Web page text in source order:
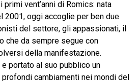
vent’anni di Romics: nata
2001, oggi accoglie per ben due
del settore, gli appassionati, il
che da sempre segue con
della manifestazione.
portato al suo pubblico un
cambiamenti nei mondi del